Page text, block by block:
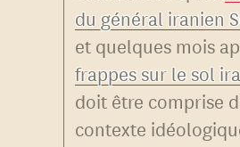
du général iranien
et quelques mois
frappes sur le sol
doit être comprise
contexte